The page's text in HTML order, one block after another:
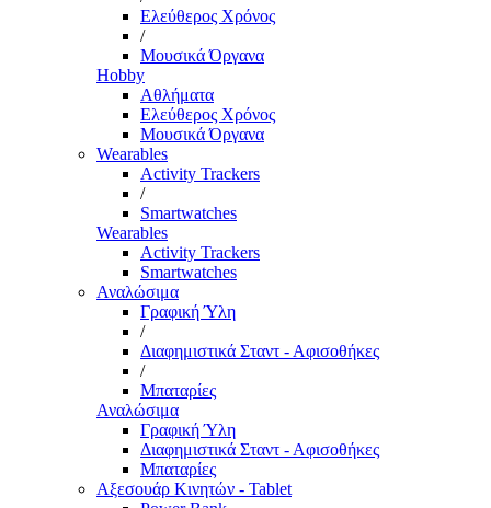
Ελεύθερος Χρόνος
/
Μουσικά Όργανα
Hobby
Αθλήματα
Ελεύθερος Χρόνος
Μουσικά Όργανα
Wearables
Activity Trackers
/
Smartwatches
Wearables
Activity Trackers
Smartwatches
Αναλώσιμα
Γραφική Ύλη
/
Διαφημιστικά Σταντ - Αφισοθήκες
/
Μπαταρίες
Αναλώσιμα
Γραφική Ύλη
Διαφημιστικά Σταντ - Αφισοθήκες
Μπαταρίες
Αξεσουάρ Κινητών - Tablet